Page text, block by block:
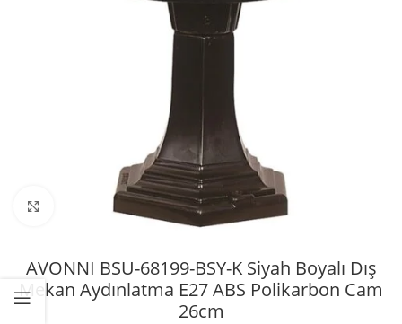
Büyütmek için tıklayın
AVONNI BSU-68199-BSY-K Siyah Boyalı Dış
Mekan Aydınlatma E27 ABS Polikarbon Cam
26cm